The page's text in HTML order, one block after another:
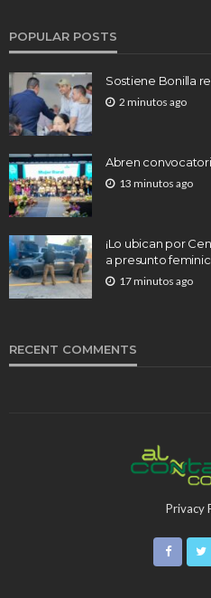
POPULAR POSTS
Sostiene Bonilla
2 minutos ago
Abren
13 minutos ago
¡Lo ubican por
a presunto
17 minutos ago
RECENT COMMENTS
Privacy